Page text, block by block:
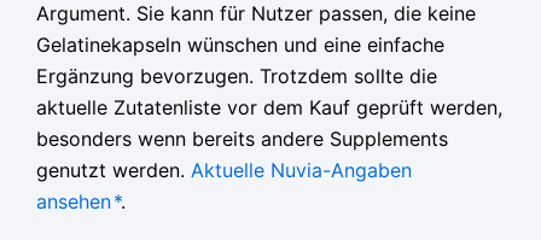
Argument. Sie kann für Nutzer passen, die keine
Gelatinekapseln wünschen und eine einfache
Ergänzung bevorzugen. Trotzdem sollte die
aktuelle Zutatenliste vor dem Kauf geprüft werden,
besonders wenn bereits andere Supplements
genutzt werden. Aktuelle Nuvia-Angaben
ansehen*.